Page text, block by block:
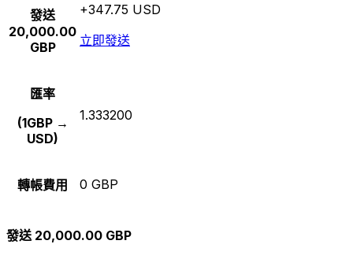
發送
20,000.00
GBP
+347.75 USD
立即發送
匯率
(1GBP →
USD)
1.333200
轉帳費用 0 GBP
發送 20,000.00 GBP